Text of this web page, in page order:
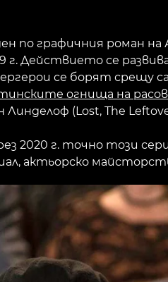
по графичния роман
г. Действието се
се борят срещу
огнища на
(Lost, The
2020 г. точно този
актьорско